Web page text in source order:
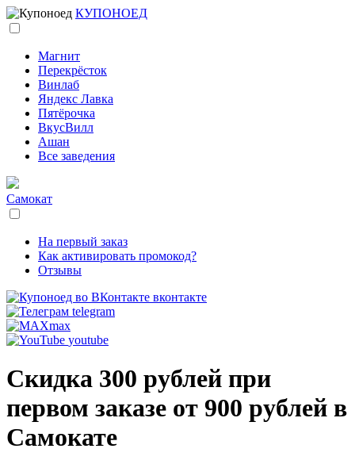
КУПОНОЕД
Магнит
Перекрёсток
Винлаб
Яндекс Лавка
Пятёрочка
ВкусВилл
Ашан
Все заведения
Самокат
На первый заказ
Как активировать промокод?
Отзывы
вконтакте
telegram
max
youtube
Скидка 300 рублей при
первом заказе от 900 рублей в
Самокате